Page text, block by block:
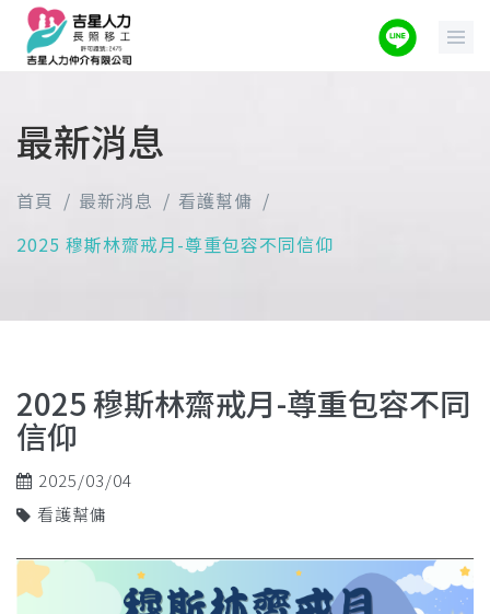
最新消息
首頁 最新消息
看護幫傭
2025 穆斯林齋戒月-尊重包容不同信仰
2025 穆斯林齋戒月-尊重包容不同
信仰
2025/03/04
看護幫傭